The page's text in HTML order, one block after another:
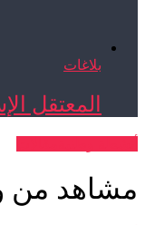
بلاغات
المعتقل
مشاهد من وقفة